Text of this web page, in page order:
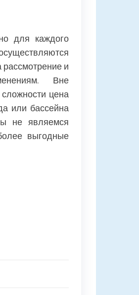
для каждого
рассмотрение и
Вне
цена
или бассейна
не являемся
выгодные